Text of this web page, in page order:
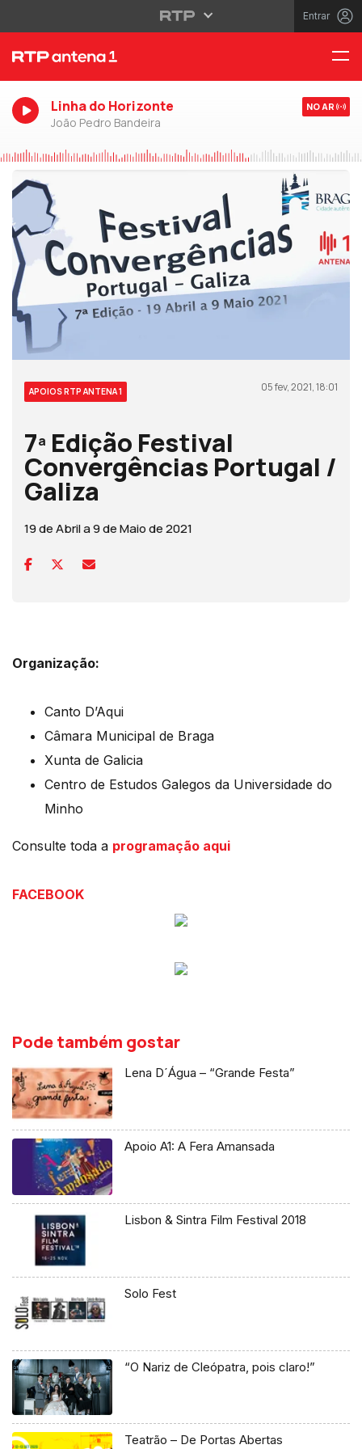
Entrar
Linha do Horizonte
João Pedro Bandeira
NO AR
APOIOS RTP ANTENA 1 05 fev, 2021, 18:01
7ª Edição Festival
Convergências Portugal /
Galiza
19 de Abril a 9 de Maio de 2021
Organização:
Canto D’Aqui
Câmara Municipal de Braga
Xunta de Galicia
Centro de Estudos Galegos da Universidade do
Minho
Consulte toda a programação aqui
FACEBOOK
Pode também gostar
Lena D´Água – “Grande Festa”
Apoio A1: A Fera Amansada
Lisbon & Sintra Film Festival 2018
Solo Fest
“O Nariz de Cleópatra, pois claro!”
Teatrão – De Portas Abertas